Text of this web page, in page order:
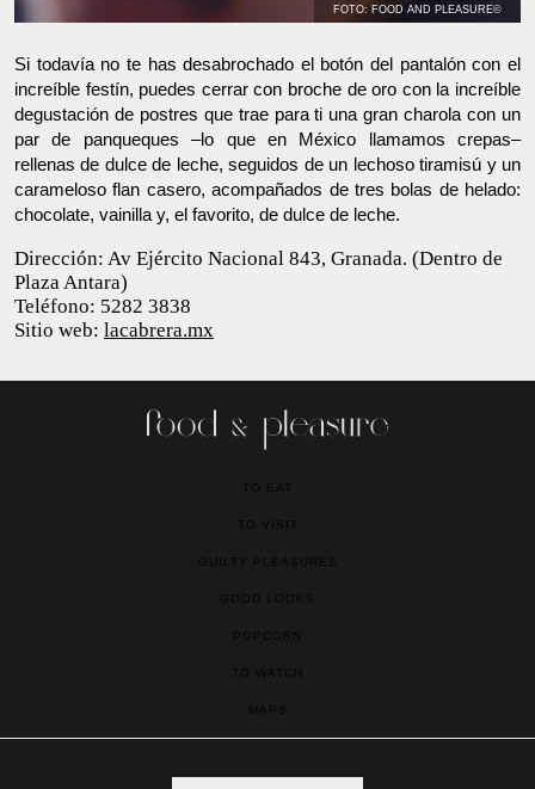
FOTO: FOOD AND PLEASURE©
Si todavía no te has desabrochado el botón del pantalón con el
increíble festín, puedes cerrar con broche de oro con la increíble
par de panqueques –lo que en México llamamos crepas– rellenas
de dulce de leche, seguidos de un lechoso tiramisú y un
carameloso flan casero, acompañados de tres bolas de helado:
chocolate, vainilla y, el favorito, de dulce de leche.
Dirección: Av Ejército Nacional 843, Granada.
(Dentro de Plaza Antara)
Teléfono: 5282 3838